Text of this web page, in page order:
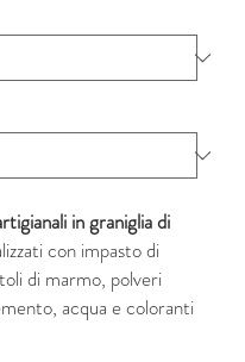
in graniglia di
con impasto di
di marmo, polveri
acqua e coloranti